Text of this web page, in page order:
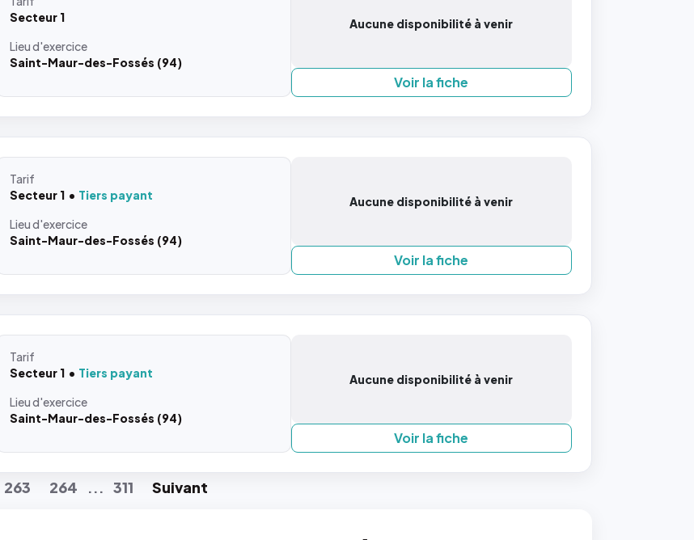
Secteur 1
Lieud'exercice
Saint-Maur-des-Fossés (94)
Aucune disponibilité à venir
Voir la fiche
Tarif
Secteur 1
Tiers payant
Lieud'exercice
Saint-Maur-des-Fossés (94)
Aucune disponibilité à venir
Voir la fiche
Tarif
Secteur 1
Tiers payant
Lieud'exercice
Saint-Maur-des-Fossés (94)
Aucune disponibilité à venir
Voir la fiche
263 264 ... 311 Suivant